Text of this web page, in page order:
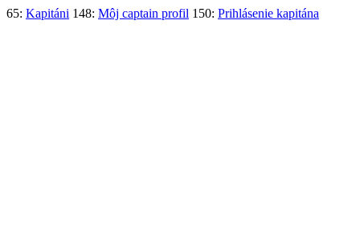
65: Kapitáni 148: Môj captain profil 150: Prihlásenie kapitána